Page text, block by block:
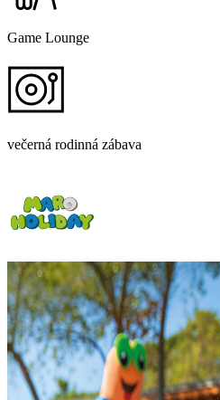
Game Lounge
večerná rodinná zábava